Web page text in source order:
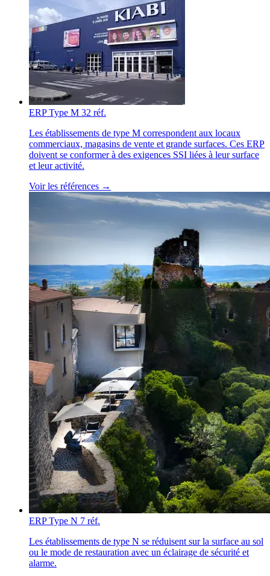
ERP Type M 32 réf.
Les établissements de type M correspondent aux locaux
commerciaux, magasins de vente et grande surfaces. Ces ERP
doivent se conformer à des exigences SSI liées à leur surface
et leur activité.
Voir les références →
ERP Type N 7 réf.
Les établissements de type N se réduisent sur la surface au sol
ou le mode de restauration avec un éclairage de sécurité et
alarme.